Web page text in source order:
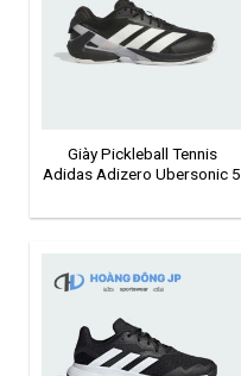
Giày Pickleball Tennis
Adidas Adizero Ubersonic 5